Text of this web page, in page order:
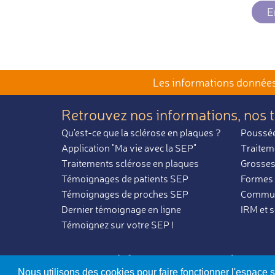
Nous utilisons des cookies pour faire fonctionner l'espace
Les informations
Retrouvez nos informations, nos
Qu'est-ce que la sclérose en plaques ?
Application "Ma vie avec la SEP"
Traitements sclérose en plaques
Témoignages de patients SEP
Témoignages de proches SEP
Dernier témoignage en ligne
Témoignez sur votre SEP !
IRM et
La sclérose en